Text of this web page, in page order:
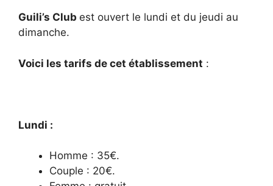
Guili’s Club est ouvert le lundi et du jeudi au
dimanche.
Voici les tarifs de cet établissement :
Lundi :
Homme : 35€.
Couple : 20€.